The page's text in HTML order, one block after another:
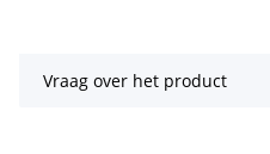
Vraag over het product